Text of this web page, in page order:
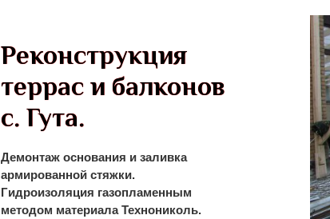
Реконструкция
террас и балконов
с. Гута.
Демонтаж основания и заливка
армированной стяжки.
Гидроизоляция газопламенным
методом материала Технониколь.